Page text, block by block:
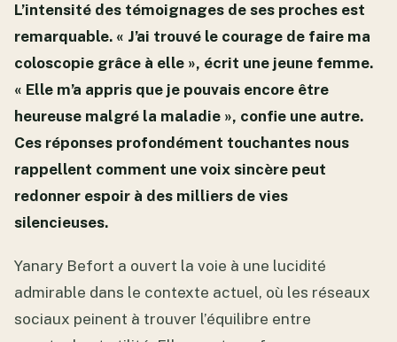
L’intensité des témoignages de ses proches est
remarquable. « J’ai trouvé le courage de faire ma
coloscopie grâce à elle », écrit une jeune femme.
« Elle m’a appris que je pouvais encore être
heureuse malgré la maladie », confie une autre.
Ces réponses profondément touchantes nous
rappellent comment une voix sincère peut
redonner espoir à des milliers de vies
silencieuses.
Yanary Befort a ouvert la voie à une lucidité
admirable dans le contexte actuel, où les réseaux
sociaux peinent à trouver l’équilibre entre